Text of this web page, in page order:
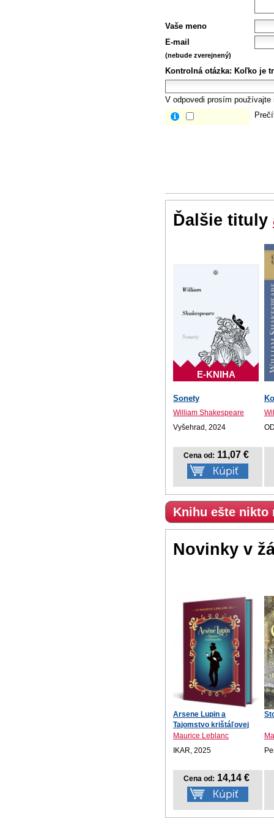
Vaše meno
E-mail
(nebude zverejnený)
Kontrolná otázka: Koľko je
V odpovedi prosím
Ďalšie tituly
E-KNIHA
Sonety
William Shakespeare
Vyšehrad, 2024
Cena od: 11,07 €
Knihu ešte nikto
Novinky v
Arsene Lupin a
Tajomstvo krištáľovej
zát...
Maurice Leblanc
IKAR, 2025
Cena od: 14,14 €